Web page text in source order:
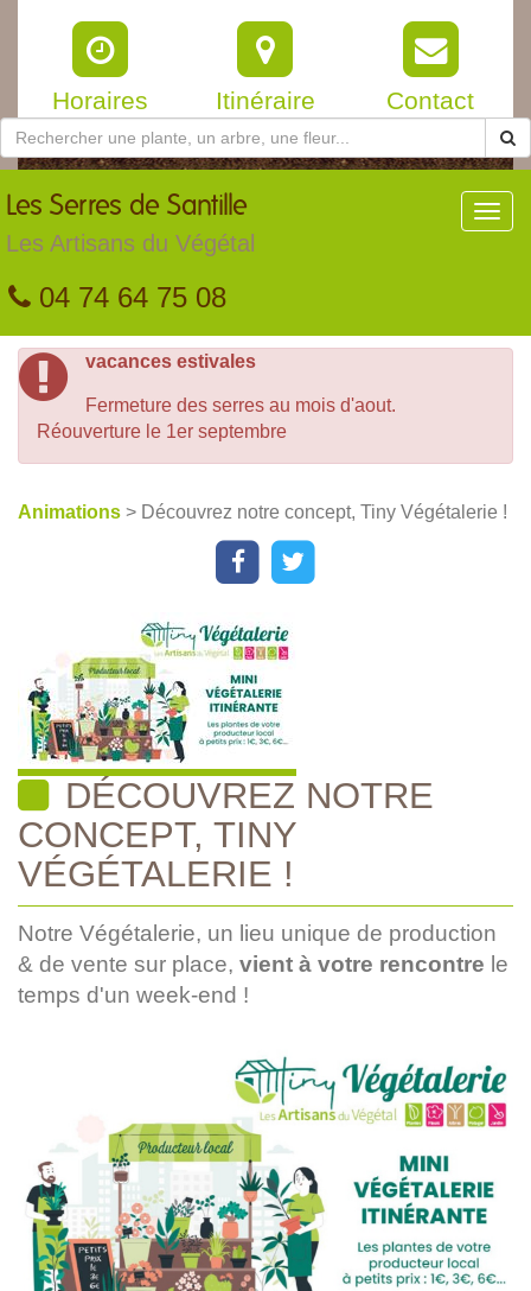
Horaires Itinéraire Contact
Les Serres de Santille
Les Artisans du Végétal
04 74 64 75 08
vacances estivales
Fermeture des serres au mois d'aout.
Réouverture le 1er septembre
Animations > Découvrez notre concept, Tiny Végétalerie !
DÉCOUVREZ NOTRE
CONCEPT, TINY
VÉGÉTALERIE !
Notre Végétalerie, un lieu unique de production
& de vente sur place, vient à votre rencontre le
temps d'un week-end !